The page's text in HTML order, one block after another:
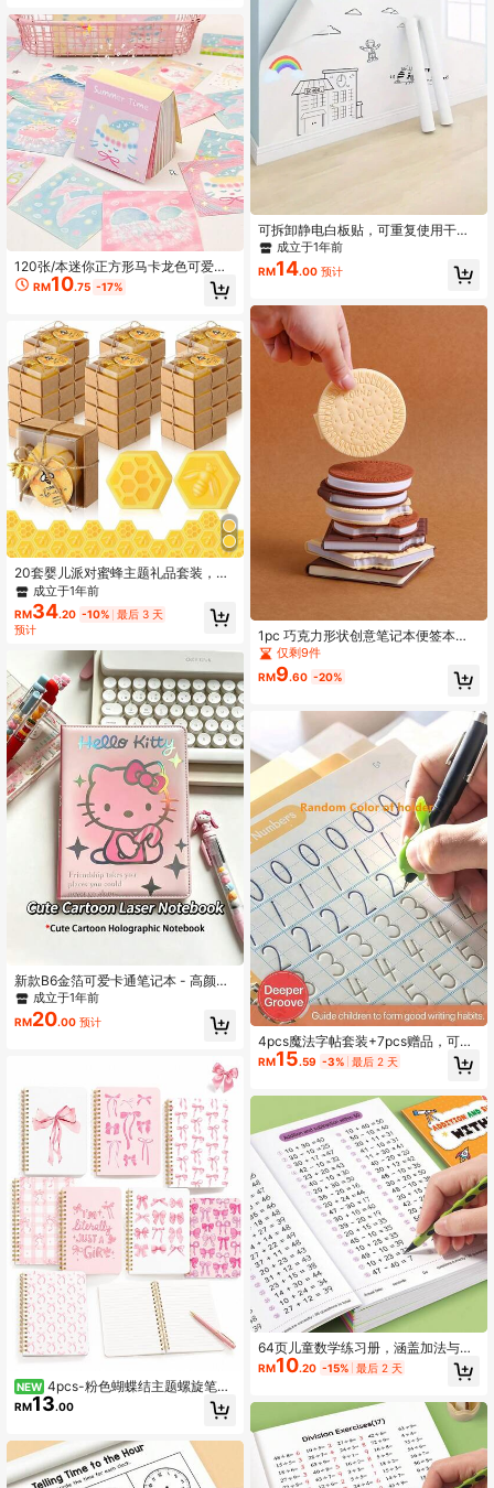
120张/本迷你正方形马卡龙色可爱夏
季卡通便签本 多款柔和奶油色手绘卡
RM10.75 -17%
20套婴儿派对蜜蜂主题礼品套装，包
含蜂巢蜜蜂造型手工香皂、礼盒、感
谢卡和可爱小饰品，适合作为宾客礼
物、性别揭晓派对纪念品、婚礼礼
物、装饰品、万圣节和圣诞节礼物。
成立于1年前
RM34.20 -10% 最后 3 天
预计
新款B6金箔可爱卡通笔记本 - 高颜值
猫咪日记本 - 学生横线 & 彩色页计划
成立于1年前
RM20.00 预计
NEW 4pcs-粉色蝴蝶结主题螺旋笔记
本，A5尺寸，内含横线页，适合可爱
女孩返校季文具使用，可爱的粉彩丝
品、课堂写作笔记本、日常日志记
录、女童生日礼物、派对小礼品、家
庭教育文具套装
RM13.00
可拆卸静电白板贴，可重复使用干擦
绘画膜，无胶涂鸦板，适合儿童、家
庭、教室学习装饰
成立于1年前
RM14.00 预计
1pc 巧克力形状创意笔记本便签本，
可撕手写备忘簿备忘录，适合作为搞
笑趣味送亲友同学朋友的趣味办公学
习用品
仅剩9件
RM9.60 -20%
4pcs魔法字帖套装+7pcs赠品，可重
复使用的儿童笔记本，手写练习本，
魔法练字套装，儿童数字字母书法练
物，返校季圣诞礼物 适合作为学习奖
励、节日礼物或生日礼物，女孩背包
里面的物品，新老封面随机发货
RM15.59 -3% 最后 2 天
64页儿童数学练习册，涵盖加法与减
法，数字范围至10、20、50和100
*，配多种阅读书，开学季与返校季完
RM10.20 -15% 最后 2 天